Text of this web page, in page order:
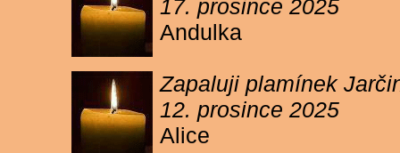
17. prosince 2025
Andulka
Zapaluji plamínek
12. prosince 2025
Alice